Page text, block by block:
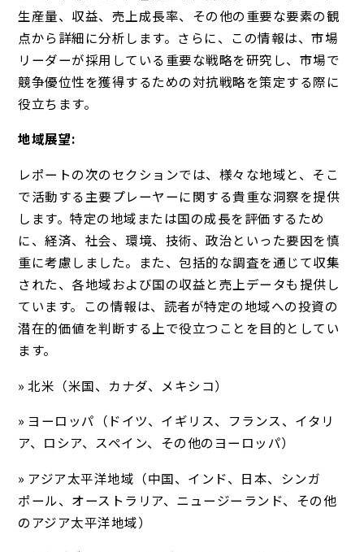
生産量、収益、売上成長率、その他の重要な要素の観
点から詳細に分析します。さらに、この情報は、市場
リーダーが採用している重要な戦略を研究し、市場で
競争優位性を獲得するための対抗戦略を策定する際に
役立ちます。
地域展望:
レポートの次のセクションでは、様々な地域と、そこ
で活動する主要プレーヤーに関する貴重な洞察を提供
します。特定の地域または国の成長を評価するため
に、経済、社会、環境、技術、政治といった要因を慎
重に考慮しました。また、包括的な調査を通じて収集
された、各地域および国の収益と売上データも提供し
ています。この情報は、読者が特定の地域への投資の
潜在的価値を判断する上で役立つことを目的としてい
ます。
» 北米（米国、カナダ、メキシコ）
» ヨーロッパ（ドイツ、イギリス、フランス、イタリ
ア、ロシア、スペイン、その他のヨーロッパ）
» アジア太平洋地域（中国、インド、日本、シンガ
ポール、オーストラリア、ニュージーランド、その他
のアジア太平洋地域）